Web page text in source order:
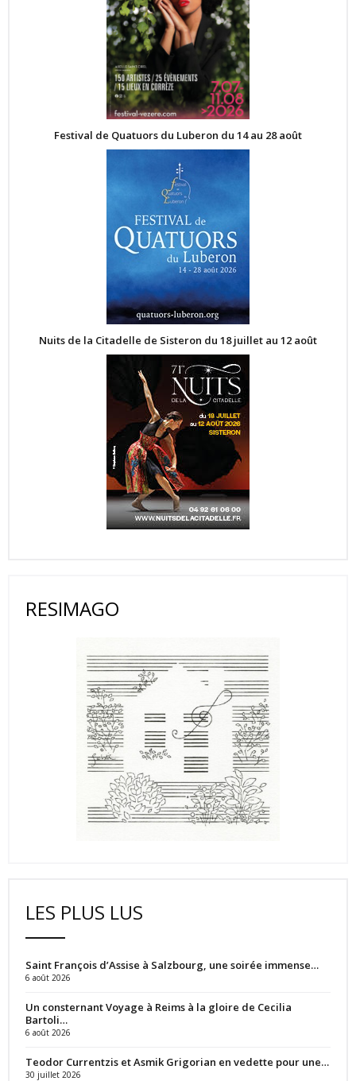
Festival de Quatuors du Luberon du 14 au 28 août
Nuits de la Citadelle de Sisteron du 18 juillet au 12 août
RESIMAGO
LES PLUS LUS
Saint François d’Assise à Salzbourg, une soirée immense…
6 août 2026
Un consternant Voyage à Reims à la gloire de Cecilia
Bartoli…
6 août 2026
Teodor Currentzis et Asmik Grigorian en vedette pour une…
30 juillet 2026